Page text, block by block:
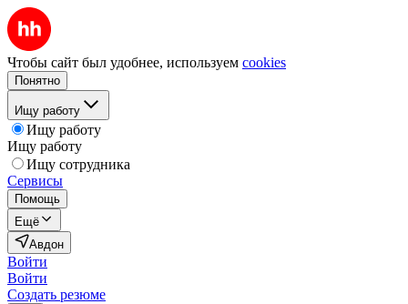
Чтобы сайт был удобнее, используем cookies
Понятно
Ищу работу
Ищу работу
Ищу работу
Ищу сотрудника
Сервисы
Помощь
Ещё
Авдон
Войти
Войти
Создать резюме